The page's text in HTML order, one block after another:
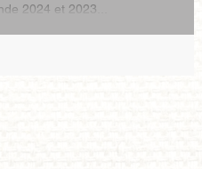
2024 et 2023...